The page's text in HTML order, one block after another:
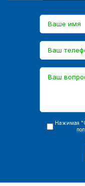
Нажимая